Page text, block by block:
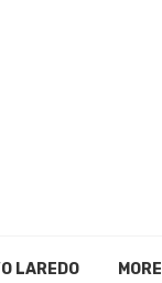
LAREDO MORE